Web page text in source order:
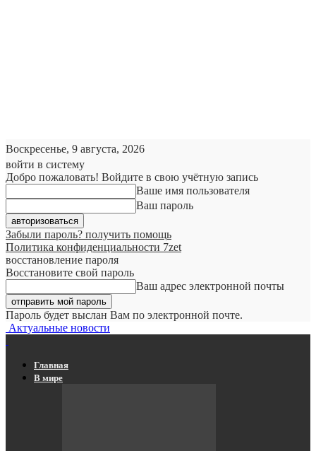
Воскресенье, 9 августа, 2026
войти в систему
Добро пожаловать! Войдите в свою учётную запись
Ваше имя пользователя
Ваш пароль
Забыли пароль? получить помощь
Политика конфиденциальности 7zet
восстановление пароля
Восстановите свой пароль
Ваш адрес электронной почты
Пароль будет выслан Вам по электронной почте.
Актуальные новости
Главная
В мире